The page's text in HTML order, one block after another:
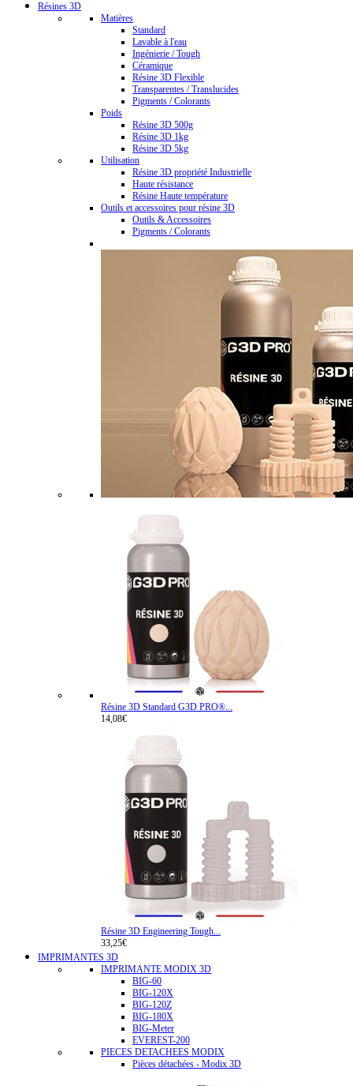
Résines 3D
Matières
Standard
Lavable à l'eau
Ingénierie / Tough
Céramique
Résine 3D Flexible
Transparentes / Translucides
Pigments / Colorants
Poids
Résine 3D 500g
Résine 3D 1kg
Résine 3D 5kg
Utilisation
Résine 3D propriété Industrielle
Haute résistance
Résine Haute température
Outils et accessoires pour résine 3D
Outils & Accessoires
Pigments / Colorants
Résine 3D Standard G3D PRO®...
14,08€
Résine 3D Engineering Tough...
33,25€
IMPRIMANTES 3D
IMPRIMANTE MODIX 3D
BIG-60
BIG-120X
BIG-120Z
BIG-180X
BIG-Meter
EVEREST-200
PIECES DETACHEES MODIX
Pièces détachées - Modix 3D